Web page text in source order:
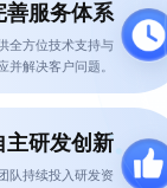
善服务体系
全方位技术支持与
并解决客户问题。
主研发创新
队持续投入研发资